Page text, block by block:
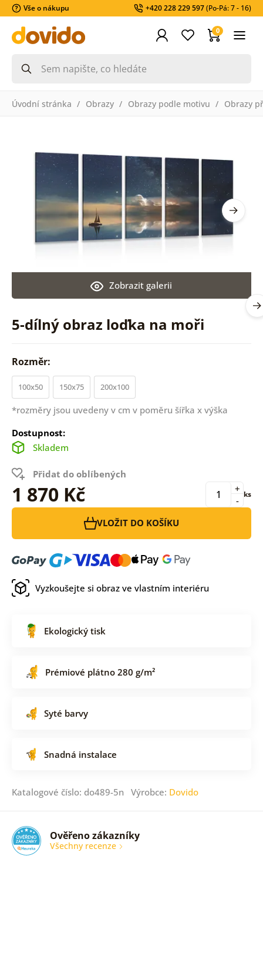
Vše o nákupu +420 228 229 597(Po-Pá: 7 - 16)
0
Úvodní stránka Obrazy Obrazy podle motivu Obrazy
5-dílný obraz loďka na moři
Zobrazit galerii
Rozměr:
100x50 150x75 200x100
*rozměry jsou uvedeny v cm v poměru šířka x výška
Dostupnost:
Skladem
Přidat do oblíbených
1 870 Kč -
+ ks
VLOŽIT DO KOŠÍKU
Vyzkoušejte si obraz ve vlastním interiéru
Ekologický tisk
Prémiové plátno 280 g/m²
Syté barvy
Snadná instalace
Katalogové číslo: do489-5n Výrobce: Dovido
Ověřeno zákazníky
Všechny recenze